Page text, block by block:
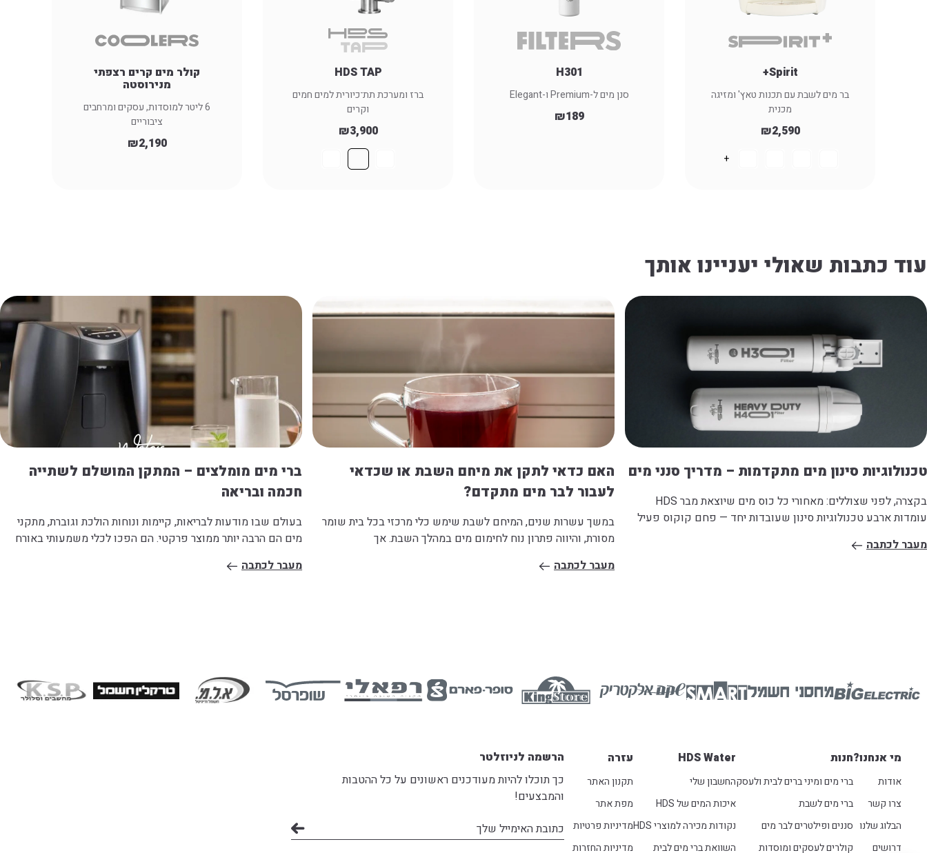
Spirit+
בר מים לשבת עם תכנות טאץ' ומזיגה
מכנית
₪2,590
+
H301
סנן מים ל-Premium ו-Elegant
₪189
HDS TAP
ברז ומערכת תת־כיורית למים חמים
וקרים
₪3,900
קולר מים קרים רצפתי
מנירוסטה
6 ליטר למוסדות, עסקים ומרחבים
ציבוריים
₪2,190
עוד כתבות שאולי יעניינו אותך
טכנולוגיות סינון מים מתקדמות – מדריך סנני מים
בקצרה, לפני שצוללים: מאחורי כל כוס מים שיוצאת מבר HDS
עומדות ארבע טכנולוגיות סינון שעובדות יחד — פחם קוקוס פעיל
מעבר לכתבה
האם כדאי לתקן את מיחם השבת או שכדאי
לעבור לבר מים מתקדם?
במשך עשרות שנים, המיחם לשבת שימש כלי מרכזי בכל בית שומר
מסורת, והיווה פתרון נוח לחימום מים במהלך השבת. אך
מעבר לכתבה
ברי מים מומלצים – המתקן המושלם לשתייה
חכמה ובריאה
בעולם שבו מודעות לבריאות, קיימות ונוחות הולכת וגוברת, מתקני
מים הם הרבה יותר ממוצר פרקטי. הם הפכו לכלי משמעותי באורח
מעבר לכתבה
הרשמה לניוזלטר
כך תוכלו להיות מעודכנים ראשונים על כל ההטבות
והמבצעים!
דוא׳׳ל
מי אנחנו?
אודות
צרו קשר
הבלוג שלנו
דרושים
חנות
ברי מים ומיני ברים לבית ולעסק
ברי מים לשבת
סננים ופילטרים לבר מים
קולרים לעסקים ומוסדות
HDS Water
החשבון שלי
איכות המים של HDS
נקודות מכירה למוצרי HDS
השוואת ברי מים לבית
עזרה
תקנון האתר
מפת אתר
מדיניות פרטיות
מדיניות החזרות